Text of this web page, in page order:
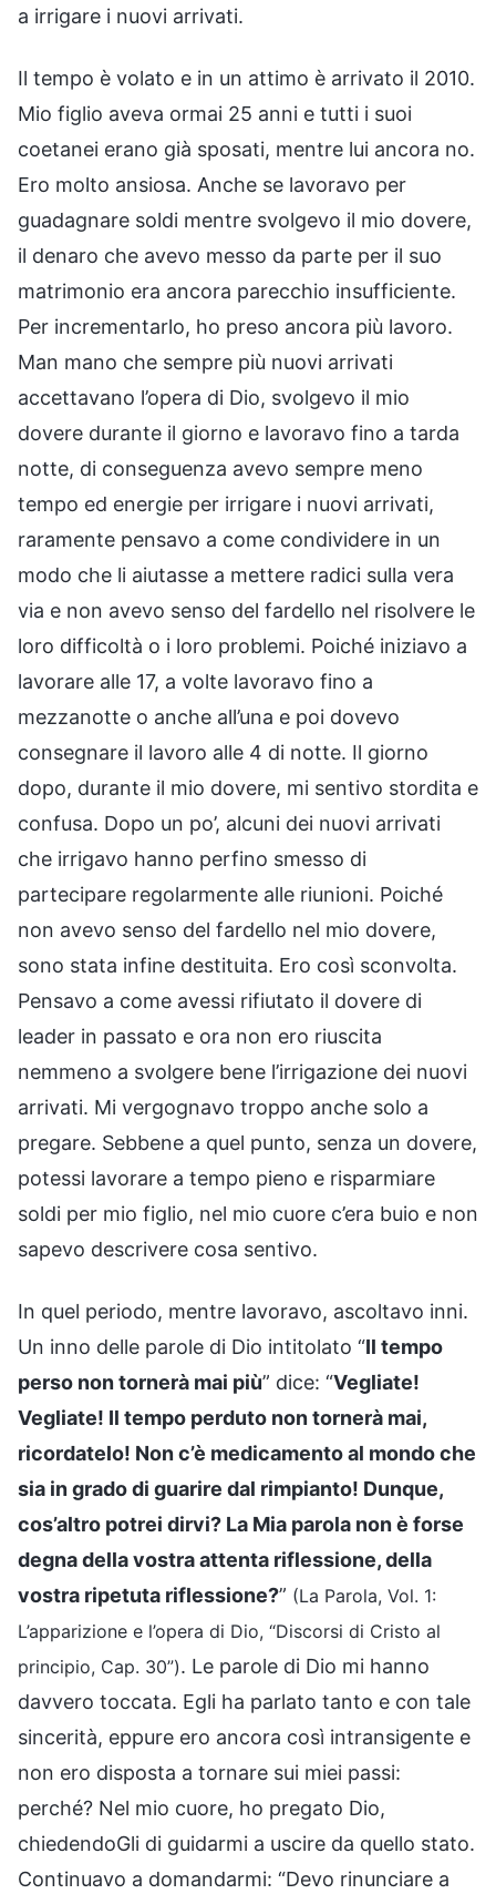
a irrigare i nuovi arrivati.
Il tempo è volato e in un attimo è arrivato il 2010.
Mio figlio aveva ormai 25 anni e tutti i suoi
coetanei erano già sposati, mentre lui ancora no.
Ero molto ansiosa. Anche se lavoravo per
guadagnare soldi mentre svolgevo il mio dovere,
il denaro che avevo messo da parte per il suo
matrimonio era ancora parecchio insufficiente.
Per incrementarlo, ho preso ancora più lavoro.
Man mano che sempre più nuovi arrivati
accettavano l’opera di Dio, svolgevo il mio
dovere durante il giorno e lavoravo fino a tarda
notte, di conseguenza avevo sempre meno
tempo ed energie per irrigare i nuovi arrivati,
raramente pensavo a come condividere in un
modo che li aiutasse a mettere radici sulla vera
via e non avevo senso del fardello nel risolvere le
loro difficoltà o i loro problemi. Poiché iniziavo a
lavorare alle 17, a volte lavoravo fino a
mezzanotte o anche all’una e poi dovevo
consegnare il lavoro alle 4 di notte. Il giorno
dopo, durante il mio dovere, mi sentivo stordita e
confusa. Dopo un po’, alcuni dei nuovi arrivati
che irrigavo hanno perfino smesso di
partecipare regolarmente alle riunioni. Poiché
non avevo senso del fardello nel mio dovere,
sono stata infine destituita. Ero così sconvolta.
Pensavo a come avessi rifiutato il dovere di
leader in passato e ora non ero riuscita
nemmeno a svolgere bene l’irrigazione dei nuovi
arrivati. Mi vergognavo troppo anche solo a
pregare. Sebbene a quel punto, senza un dovere,
potessi lavorare a tempo pieno e risparmiare
soldi per mio figlio, nel mio cuore c’era buio e non
sapevo descrivere cosa sentivo.
In quel periodo, mentre lavoravo, ascoltavo inni.
Un inno delle parole di Dio intitolato “Il tempo
perso non tornerà mai più” dice: “Vegliate!
Vegliate! Il tempo perduto non tornerà mai,
ricordatelo! Non c’è medicamento al mondo che
sia in grado di guarire dal rimpianto! Dunque,
cos’altro potrei dirvi? La Mia parola non è forse
degna della vostra attenta riflessione, della
vostra ripetuta riflessione?” (La Parola, Vol. 1:
L’apparizione e l’opera di Dio, “Discorsi di Cristo al
principio, Cap. 30”). Le parole di Dio mi hanno
davvero toccata. Egli ha parlato tanto e con tale
sincerità, eppure ero ancora così intransigente e
non ero disposta a tornare sui miei passi:
perché? Nel mio cuore, ho pregato Dio,
chiedendoGli di guidarmi a uscire da quello stato.
Continuavo a domandarmi: “Devo rinunciare a